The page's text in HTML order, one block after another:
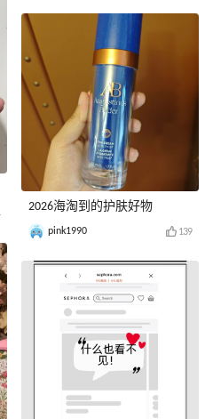
2026海淘到的护肤好物
pink1990 139